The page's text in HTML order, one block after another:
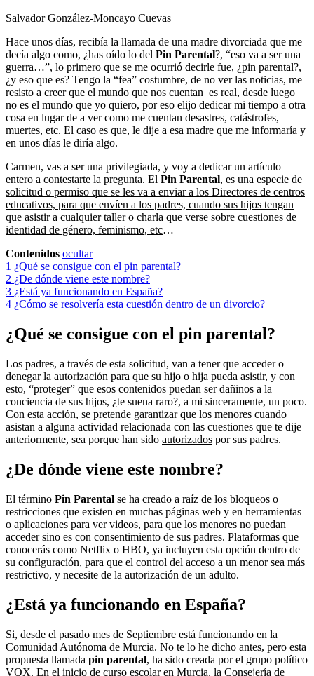
Salvador González-Moncayo Cuevas
Hace unos días, recibía la llamada de una madre divorciada que me
decía algo como, ¿has oído lo del Pin Parental?, “eso va a ser una
guerra…”, lo primero que se me ocurrió decirle fue, ¿pin parental?,
¿y eso que es? Tengo la “fea” costumbre, de no ver las noticias, me
resisto a creer que el mundo que nos cuentan es real, desde luego
no es el mundo que yo quiero, por eso elijo dedicar mi tiempo a otra
cosa en lugar de a ver como me cuentan desastres, catástrofes,
muertes, etc. El caso es que, le dije a esa madre que me informaría y
en unos días le diría algo.
Carmen, vas a ser una privilegiada, y voy a dedicar un artículo
entero a contestarte la pregunta. El Pin Parental, es una especie de
solicitud o permiso que se les va a enviar a los Directores de centros
educativos, para que envíen a los padres, cuando sus hijos tengan
que asistir a cualquier taller o charla que verse sobre cuestiones de
identidad de género, feminismo, etc…
Contenidos ocultar
1 ¿Qué se consigue con el pin parental?
2 ¿De dónde viene este nombre?
3 ¿Está ya funcionando en España?
4 ¿Cómo se resolvería esta cuestión dentro de un divorcio?
¿Qué se consigue con el pin parental?
Los padres, a través de esta solicitud, van a tener que acceder o
denegar la autorización para que su hijo o hija pueda asistir, y con
esto, “proteger” que esos contenidos puedan ser dañinos a la
conciencia de sus hijos, ¿te suena raro?, a mi sinceramente, un poco.
Con esta acción, se pretende garantizar que los menores cuando
asistan a alguna actividad relacionada con las cuestiones que te dije
anteriormente, sea porque han sido autorizados por sus padres.
¿De dónde viene este nombre?
El término Pin Parental se ha creado a raíz de los bloqueos o
restricciones que existen en muchas páginas web y en herramientas
o aplicaciones para ver videos, para que los menores no puedan
acceder sino es con consentimiento de sus padres. Plataformas que
conocerás como Netflix o HBO, ya incluyen esta opción dentro de
su configuración, para que el control del acceso a un menor sea más
restrictivo, y necesite de la autorización de un adulto.
¿Está ya funcionando en España?
Si, desde el pasado mes de Septiembre está funcionando en la
Comunidad Autónoma de Murcia. No te lo he dicho antes, pero esta
propuesta llamada pin parental, ha sido creada por el grupo político
VOX. En el inicio de curso escolar en Murcia, la Consejería de